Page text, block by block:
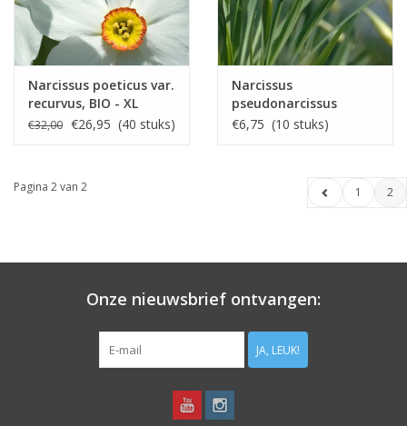
Narcissus poeticus var.
recurvus, BIO - XL
voordeelverpakking
€32,00 €26,95 (40 stuks)
Narcissus
pseudonarcissus
lobularis
€6,75 (10 stuks)
Pagina 2 van 2 1 2
Onze nieuwsbrief ontvangen:
JA, LEUK!